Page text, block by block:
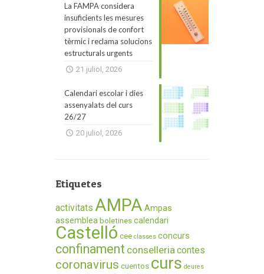
La FAMPA considera
insuficients les mesures
provisionals de confort
tèrmic i reclama solucions
estructurals urgents
21 juliol, 2026
Calendari escolar i dies
assenyalats del curs
26/27
20 juliol, 2026
Etiquetes
activitats AMPA Ampas
assemblea boletines calendari
Castelló cee classes concurs
confinament conselleria contes
coronavirus cuentos curs deures